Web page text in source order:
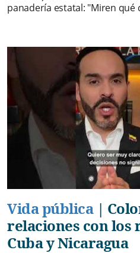
panadería estatal: "Miren qué
Vida pública|
relaciones con los
Cuba y Nicaragua